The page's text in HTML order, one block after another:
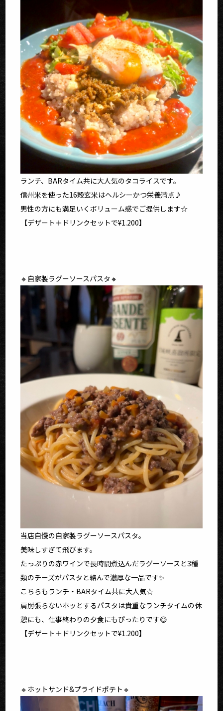
ランチ、BARタイム共に大人気のタコライスです。
信州米を使った16穀玄米はヘルシーかつ栄養満点♪
男性の方にも満足いくボリューム感でご提供します☆
【デザート＋ドリンクセットで¥1.200】
🔸自家製ラグーソースパスタ🔸
当店自慢の自家製ラグーソースパスタ。
美味しすぎて飛びます。
たっぷりの赤ワインで長時間煮込んだラグーソースと3種
類のチーズがパスタと絡んで濃厚な一品です✨
こちらもランチ・BARタイム共に大人気☆
肩肘張らないホッとするパスタは貴重なランチタイムの休
憩にも、仕事終わりの夕食にもぴったりです😋
【デザート＋ドリンクセットで¥1.200】
🔹ホットサンド&プライドポテト🔹